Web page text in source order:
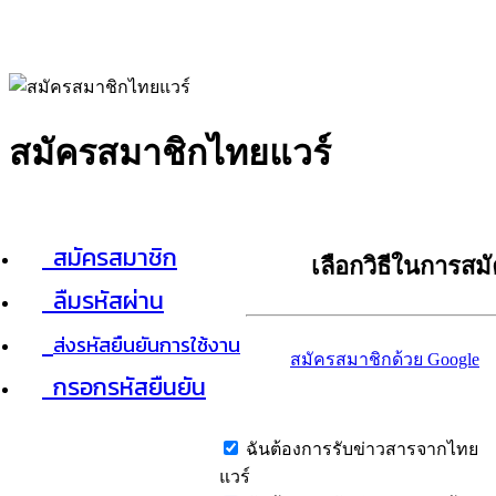
สมัครสมาชิกไทยแวร์
สมัครสมาชิก
ลืมรหัสผ่าน
ส่งรหัสยืนยันการใช้งาน
กรอกรหัสยืนยัน
เลือกวิธีในการส
สมัครสมาชิกด้วย Google
ฉันต้องการรับข่าวสารจากไทย
แวร์